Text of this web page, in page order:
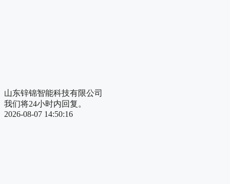
山东锌锦智能科技有限公司
我们将24小时内回复。
2026-08-07 14:50:16